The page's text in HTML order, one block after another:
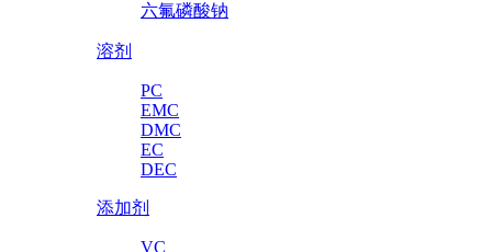
六氟磷酸钠
溶剂
PC
EMC
DMC
EC
DEC
添加剂
VC